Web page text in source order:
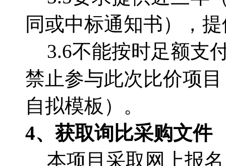
同或中标通知书），
3.6不能按时足额支
禁止参与此次比价项
自拟模板）。
4、获取询比采购文件
本项目采取网上报